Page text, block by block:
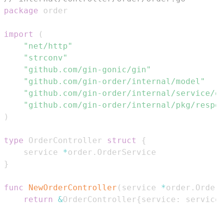
package
import
(
"net/http"
"strconv"
"github.com/gin-gonic/gin"
"github.com/gin-order/internal/model"
"github.com/gin-order/internal/service/
"github.com/gin-order/internal/pkg/
)
type OrderController struct
{
    service
*order .
}
func NewOrderController ( service *order .
return
&OrderController{ service :
service